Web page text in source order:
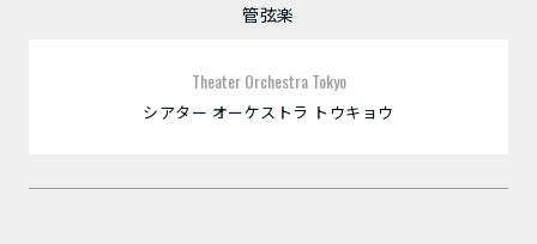
管弦楽
Theater Orchestra Tokyo
シアター オーケストラ トウキョウ